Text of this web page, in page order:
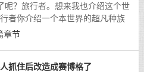
呢？旅行者。想来我也介绍这个世
者你介绍一个本世界的超凡种族
过本世界 “魔”这个字的来源，那
章节
抓住后改造成赛博格了